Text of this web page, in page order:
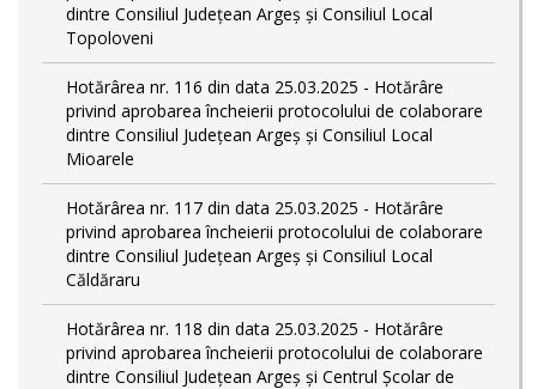
dintre Consiliul Județean Argeș și Consiliul Local
Topoloveni
Hotărârea nr. 116 din data 25.03.2025 - Hotărâre
privind aprobarea încheierii protocolului de colaborare
dintre Consiliul Județean Argeș și Consiliul Local
Mioarele
Hotărârea nr. 117 din data 25.03.2025 - Hotărâre
privind aprobarea încheierii protocolului de colaborare
dintre Consiliul Județean Argeș și Consiliul Local
Căldăraru
Hotărârea nr. 118 din data 25.03.2025 - Hotărâre
privind aprobarea încheierii protocolului de colaborare
dintre Consiliul Județean Argeș și Centrul Școlar de